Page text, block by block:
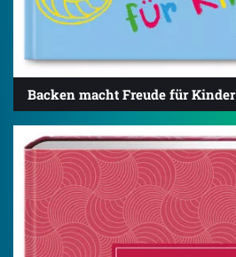
Backen macht Freude für Kinder